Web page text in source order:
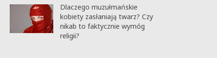
Dlaczego muzułmańskie
kobiety zasłaniają twarz? Czy
nikab to faktycznie wymóg
religii?